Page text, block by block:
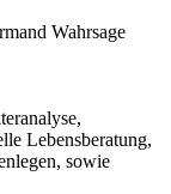
Wahrsage
Lebensberatung,
sowie